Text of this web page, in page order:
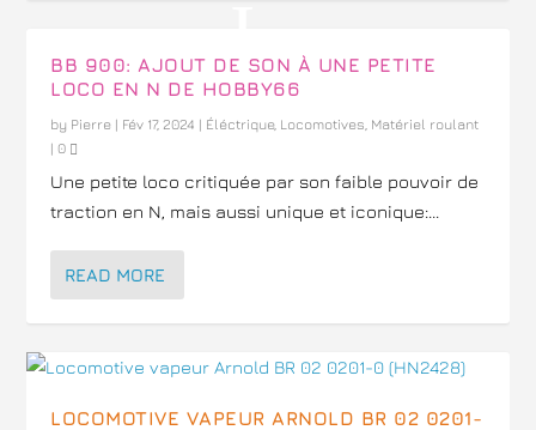
BB 900: AJOUT DE SON À UNE PETITE
LOCO EN N DE HOBBY66
by Pierre | Fév 17, 2024 | Éléctrique, Locomotives, Matériel roulant
|0
Une petite loco critiquée par son faible pouvoir de
traction en N, mais aussi unique et iconique:...
READ MORE
LOCOMOTIVE VAPEUR ARNOLD BR 02 0201-